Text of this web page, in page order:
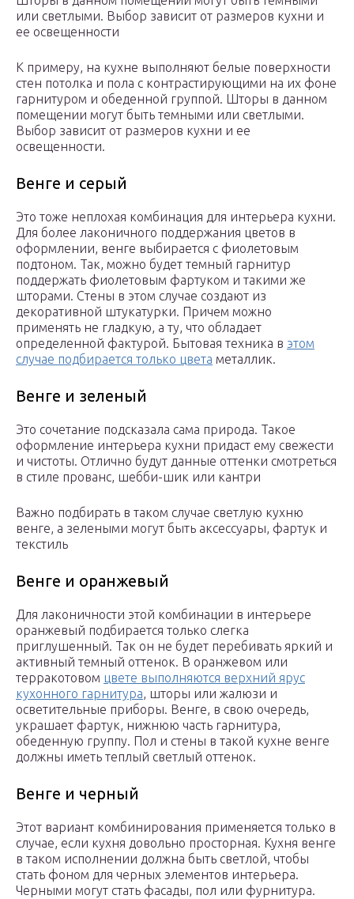
или светлыми. Выбор зависит от размеров кухни и
ее освещенности
К примеру, на кухне выполняют белые поверхности
стен потолка и пола с контрастирующими на их фоне
гарнитуром и обеденной группой. Шторы в данном
помещении могут быть темными или светлыми.
Выбор зависит от размеров кухни и ее
освещенности.
Венге и серый
Это тоже неплохая комбинация для интерьера кухни.
Для более лаконичного поддержания цветов в
оформлении, венге выбирается с фиолетовым
подтоном. Так, можно будет темный гарнитур
поддержать фиолетовым фартуком и такими же
шторами. Стены в этом случае создают из
декоративной штукатурки. Причем можно
применять не гладкую, а ту, что обладает
определенной фактурой. Бытовая техника в этом
случае подбирается только цвета металлик.
Венге и зеленый
Это сочетание подсказала сама природа. Такое
оформление интерьера кухни придаст ему свежести
и чистоты. Отлично будут данные оттенки смотреться
в стиле прованс, шебби-шик или кантри
Важно подбирать в таком случае светлую кухню
венге, а зелеными могут быть аксессуары, фартук и
текстиль
Венге и оранжевый
Для лаконичности этой комбинации в интерьере
оранжевый подбирается только слегка
приглушенный. Так он не будет перебивать яркий и
активный темный оттенок. В оранжевом или
терракотовом цвете выполняются верхний ярус
кухонного гарнитура, шторы или жалюзи и
осветительные приборы. Венге, в свою очередь,
украшает фартук, нижнюю часть гарнитура,
обеденную группу. Пол и стены в такой кухне венге
должны иметь теплый светлый оттенок.
Венге и черный
Этот вариант комбинирования применяется только в
случае, если кухня довольно просторная. Кухня венге
в таком исполнении должна быть светлой, чтобы
стать фоном для черных элементов интерьера.
Черными могут стать фасады, пол или фурнитура.